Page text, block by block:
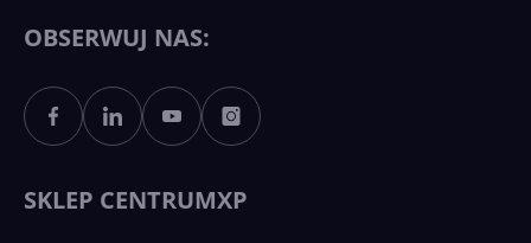
Sztuczna inteligencja po
polsku. Dość barier
OBSERWUJ NAS:
SKLEP CENTRUMXP